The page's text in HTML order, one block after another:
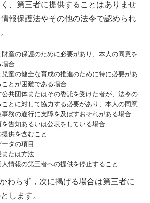
、第三者に提供することはありませ
報保護法やその他の法令で認められ
財産の保護のために必要があり、本人の同意を
場合
童の健全な育成の推進のために特に必要があ
ことが困難である場合
公共団体またはその委託を受けた者が、法令の
とに対して協力する必要があり、本人の同意
務の遂行に支障を及ぼすおそれがある場合
告知あるいは公表をしている場合
供を含むこと
タの項目
または方法
情報の第三者への提供を停止すること
わらず，次に掲げる場合は第三者に
します。